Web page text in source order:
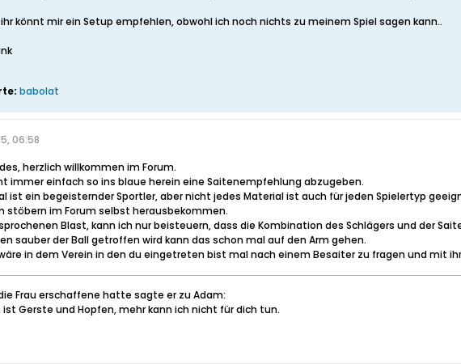
könnt mir ein Setup empfehlen, obwohl ich noch nichts zu meinem Spiel sagen kann..
babolat
06:58
herzlich willkommen im Forum.
immer einfach so ins blaue herein eine Saitenempfehlung abzugeben.
ist ein begeisternder Sportler, aber nicht jedes Material ist auch für jeden Spielertyp
stöbern im Forum selbst herausbekommen.
Blast, kann ich nur beisteuern, dass die Kombination des Schlägers und der
sauber der Ball getroffen wird kann das schon mal auf den Arm gehen.
in dem Verein in den du eingetreten bist mal nach einem Besaiter zu fragen und mit
Frau erschaffene hatte sagte er zu Adam:
Gerste und Hopfen, mehr kann ich nicht für dich tun.